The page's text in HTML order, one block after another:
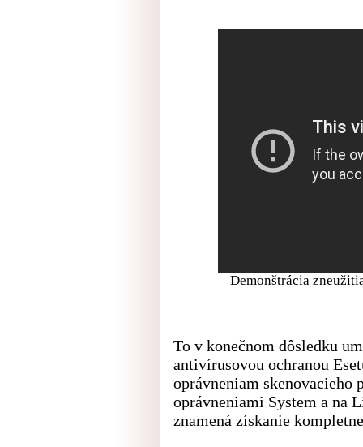
Demonštrácia
To v konečnom dôsledku
antivírusovou ochranou
oprávneniam skenovacieho
oprávneniami System a na
znamená získanie